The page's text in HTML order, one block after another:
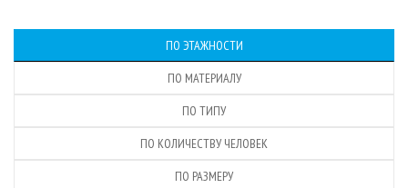
ПО ЭТАЖНОСТИ
ПО МАТЕРИАЛУ
ПО ТИПУ
ПО КОЛИЧЕСТВУ ЧЕЛОВЕК
ПО РАЗМЕРУ